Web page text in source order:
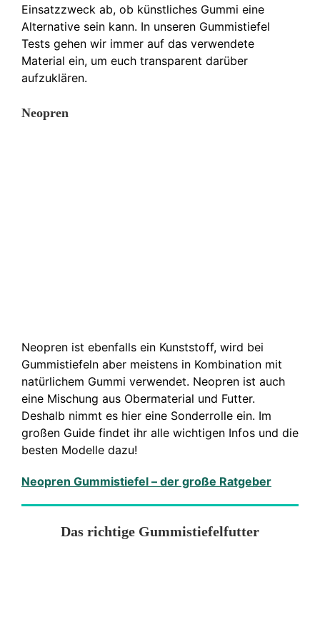
Einsatzzweck ab, ob künstliches Gummi eine
Alternative sein kann. In unseren Gummistiefel
Tests gehen wir immer auf das verwendete
Material ein, um euch transparent darüber
aufzuklären.
Neopren
Neopren ist ebenfalls ein Kunststoff, wird bei
Gummistiefeln aber meistens in Kombination mit
natürlichem Gummi verwendet. Neopren ist auch
eine Mischung aus Obermaterial und Futter.
Deshalb nimmt es hier eine Sonderrolle ein. Im
großen Guide findet ihr alle wichtigen Infos und die
besten Modelle dazu!
Neopren Gummistiefel – der große Ratgeber
Das richtige Gummistiefelfutter